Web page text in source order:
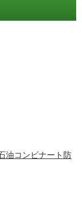
油コンビナート防